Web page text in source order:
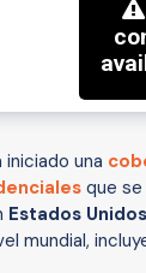
iniciado una
que
Estados Unidos
mundial,